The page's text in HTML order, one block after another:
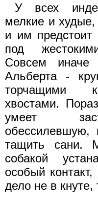
У всех
мелкие и
и им предстоит
под
Совсем иначе
Альберта -
торчащими
хвостами.
умеет
обессилевшую,
тащить сани.
собакой
особый
дело не в кнуте,